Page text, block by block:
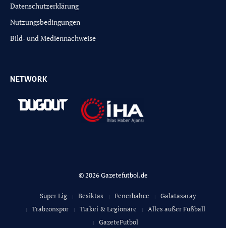
Datenschutzerklärung
Nutzungsbedingungen
Bild- und Mediennachweise
NETWORK
© 2026 Gazetefutbol.de
Süper Lig Besiktas Fenerbahce
Galatasaray
Trabzonspor
Türkei & Legionäre
Alles außer Fußball
GazeteFutbol